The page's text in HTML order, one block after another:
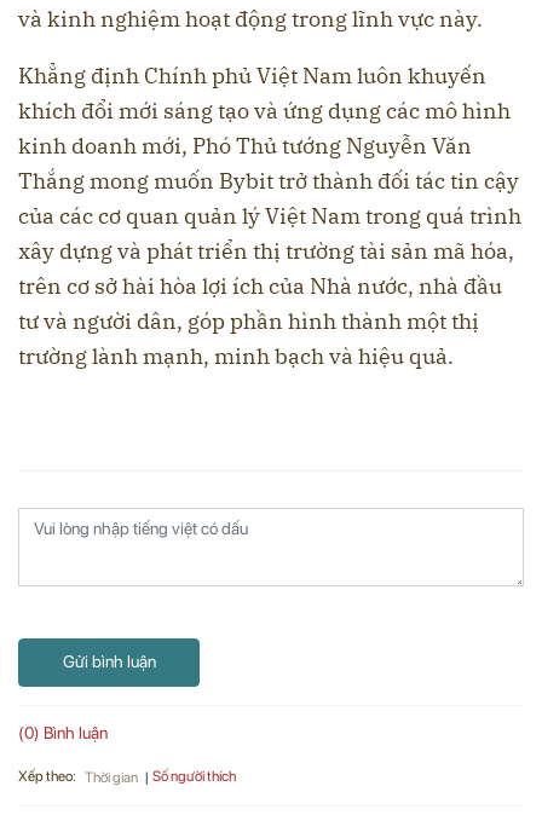
và kinh nghiệm hoạt động trong lĩnh vực này.
Khẳng định Chính phủ Việt Nam luôn khuyến
khích đổi mới sáng tạo và ứng dụng các mô hình
kinh doanh mới, Phó Thủ tướng Nguyễn Văn
Thắng mong muốn Bybit trở thành đối tác tin cậy
của các cơ quan quản lý Việt Nam trong quá trình
xây dựng và phát triển thị trường tài sản mã hóa,
trên cơ sở hài hòa lợi ích của Nhà nước, nhà đầu
tư và người dân, góp phần hình thành một thị
trường lành mạnh, minh bạch và hiệu quả.
Gửi bình luận
(0) Bình luận
Xếp theo: Thời gian Số người thích